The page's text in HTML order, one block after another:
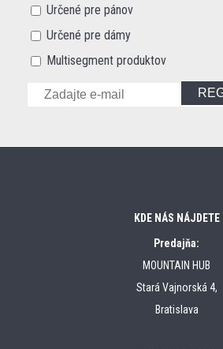
Určené pre pánov
Určené pre dámy
Multisegment produktov
KDE NÁS NÁJDETE
Predajňa:
MOUNTAIN HUB
Stará Vajnorská 4,
Bratislava